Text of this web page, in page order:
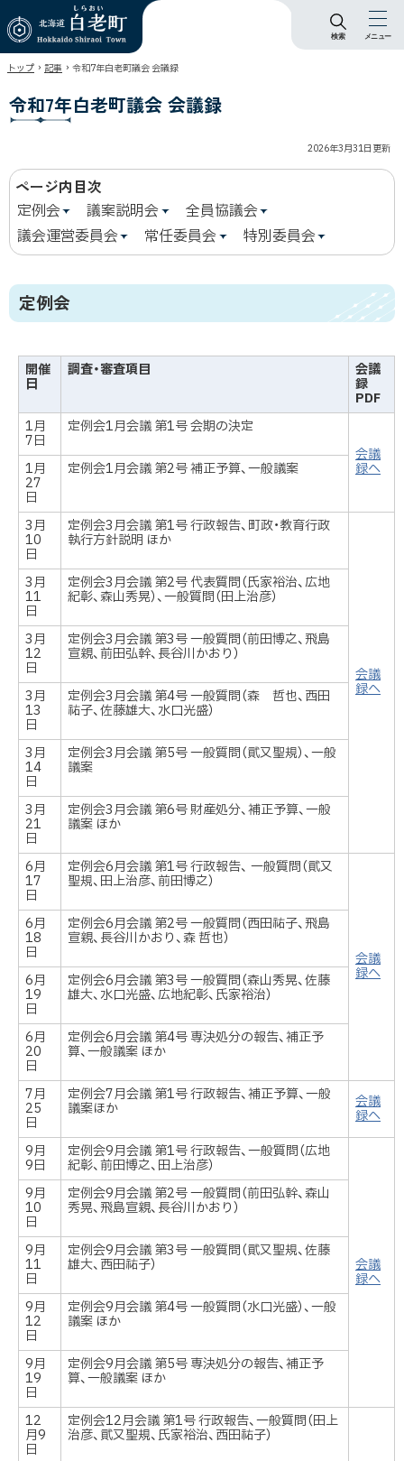
北海道 白老町
Hokkaido Shiraoi
Town
メニュー
検索
トップ › 記事 › 令和7年白老町議会 会議録
令和7年白老町議会 会議録
2026年3月31日 更新
ページ内目次
定例会
議案説明会
全員協議会
議会運営委員会
常任委員会 特別委員会
定例会
開催
日
調査・審査項目 会議
録
PDF
1月
7日
定例会1月会議 第1号 会期の決定
会議
録へ
1月
27
日
定例会1月会議 第2号 補正予算、一般議案
3月
10
日
定例会3月会議 第1号 行政報告、町政・教育行政
執行方針説明 ほか
会議
録へ
3月
11
日
定例会3月会議 第2号 代表質問（氏家裕治、広地
紀彰、森山秀晃）、一般質問（田上治彦）
3月
12
日
定例会3月会議 第3号 一般質問（前田博之、飛島
宣親、前田弘幹、長谷川かおり）
3月
13
日
定例会3月会議 第4号 一般質問（森 哲也、西田
祐子、佐藤雄大、水口光盛）
3月
14
日
定例会3月会議 第5号 一般質問（貮又聖規）、一般
議案
3月
21
日
定例会3月会議 第6号 財産処分、補正予算、一般
議案 ほか
6月
17
日
定例会6月会議 第1号 行政報告、 一般質問（貮又
聖規、田上治彦、前田博之）
会議
録へ
6月
18
日
定例会6月会議 第2号 一般質問（西田祐子、飛島
宣親、長谷川かおり、森 哲也）
6月
19
日
定例会6月会議 第3号 一般質問（森山秀晃、佐藤
雄大、水口光盛、広地紀彰、氏家裕治）
6月
20
日
定例会6月会議 第4号 専決処分の報告、補正予
算、一般議案 ほか
7月
25
日
定例会7月会議 第1号 行政報告、補正予算、一般
議案ほか 会議
録へ
9月
9日
定例会9月会議 第1号 行政報告、一般質問（広地
紀彰、前田博之、田上治彦）
会議
録へ
9月
10
日
定例会9月会議 第2号 一般質問（前田弘幹、森山
秀晃、飛島宣親、長谷川かおり）
9月
11
日
定例会9月会議 第3号 一般質問（貮又聖規、佐藤
雄大、西田祐子）
9月
12
日
定例会9月会議 第4号 一般質問（水口光盛）、一般
議案 ほか
9月
19
日
定例会9月会議 第5号 専決処分の報告、補正予
算、一般議案 ほか
12
月9
日
定例会12月会議 第1号 行政報告、一般質問（田上
治彦、貮又聖規、氏家裕治、西田祐子）